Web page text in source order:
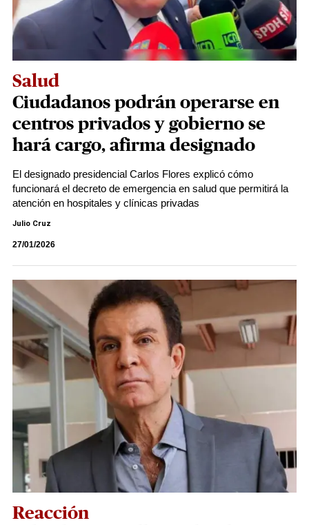
Salud
Ciudadanos podrán operarse en
centros​​​ privados y gobierno se
hará cargo, afirma designado
El designado presidencial Carlos Flores explicó cómo
funcionará el decreto de emergencia en salud que permitirá la
atención en hospitales y clínicas privadas
Julio Cruz
27/01/2026
Reacción